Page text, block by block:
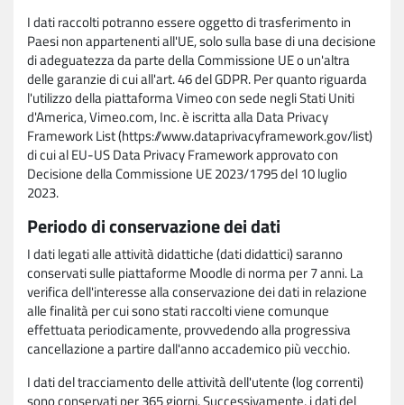
I dati raccolti potranno essere oggetto di trasferimento in
Paesi non appartenenti all'UE, solo sulla base di una decisione
di adeguatezza da parte della Commissione UE o un'altra
delle garanzie di cui all'art. 46 del GDPR. Per quanto riguarda
l'utilizzo della piattaforma Vimeo con sede negli Stati Uniti
d'America, Vimeo.com, Inc. è iscritta alla Data Privacy
Framework List (https://www.dataprivacyframework.gov/list)
di cui al EU-US Data Privacy Framework approvato con
Decisione della Commissione UE 2023/1795 del 10 luglio
2023.
Periodo di conservazione dei dati
I dati legati alle attività didattiche (dati didattici) saranno
conservati sulle piattaforme Moodle di norma per 7 anni. La
verifica dell'interesse alla conservazione dei dati in relazione
alle finalità per cui sono stati raccolti viene comunque
effettuata periodicamente, provvedendo alla progressiva
cancellazione a partire dall'anno accademico più vecchio.
I dati del tracciamento delle attività dell'utente (log correnti)
sono conservati per 365 giorni. Successivamente, i dati del